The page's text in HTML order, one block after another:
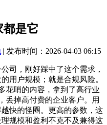
都是它
| 发布时间：2026-04-03 06:15
，刚好踩中了这个需求，
用户规模；就是合规风险。
花哨的内容，拿到了高行业
丢掉高付费的企业客户。用
快的怪圈。更高的参数，这
规模和盈利不克不及兼得这